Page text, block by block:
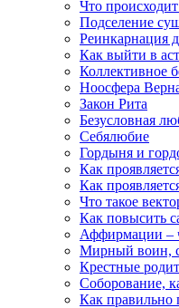
Что
Подселение
Реинкарнация
Как выйти в
Коллективное
Ноосфера
Закон Рита
Безусловная
Себялюбие
Гордыня и
Как
Как
Что такое
Как повысить
Аффирмации –
Мирный воин,
Крестные
Соборование,
Как правильно